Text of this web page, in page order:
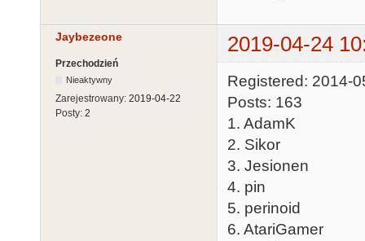
Jaybezeone 2019-04-24
Przechodzień
Nieaktywny
Zarejestrowany: 2019-04-22
Posty: 2
Registered: 2014-
Posts: 163
1. AdamK
2. Sikor
3. Jesionen
4. pin
5. perinoid
6. AtariGamer